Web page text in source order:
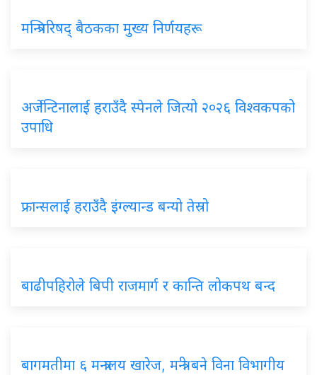
मन्त्रिपरिषद् बैठकका मुख्य निर्णयहरू
अर्जेन्टिनालाई हराउँदै स्पेनले जित्यो २०२६ विश्वकपको
उपाधि
फ्रान्सलाई हराउँदै इंग्ल्यान्ड बन्यो तेस्रो
बाढीपहिरोले बिपी राजमार्ग र कान्ति लोकपथ बन्द
बागमतीमा ६ मन्त्रालय खारेज, मन्त्री बने विना विभागीय